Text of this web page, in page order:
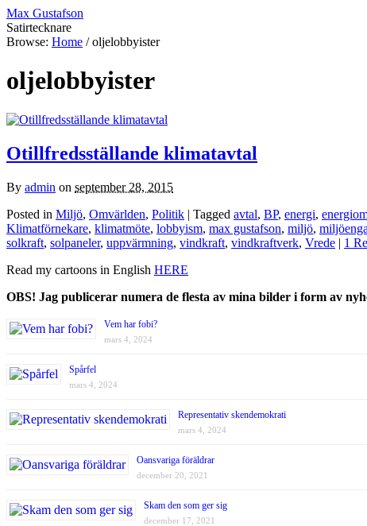
Max Gustafson
Satirtecknare
Browse: Home / oljelobbyister
oljelobbyister
Otillfredsställande klimatavtal
By admin on september 28, 2015
Posted in Miljö, Omvärlden, Politik | Tagged avtal, BP, energi,
Klimatförnekare, klimatmöte, lobbyism, max gustafson, miljö,
solkraft, solpaneler, uppvärmning, vindkraft, vindkraftverk, Vrede | 1
Read my cartoons in English HERE
OBS! Jag publicerar numera de flesta av mina bilder i form av
Vem har fobi?
mars 4, 2024
Spårfel
mars 4, 2024
Representativ skendemokrati
mars 4, 2024
Oansvariga föräldrar
december 20, 2021
Skam den som ger sig
december 17, 2021